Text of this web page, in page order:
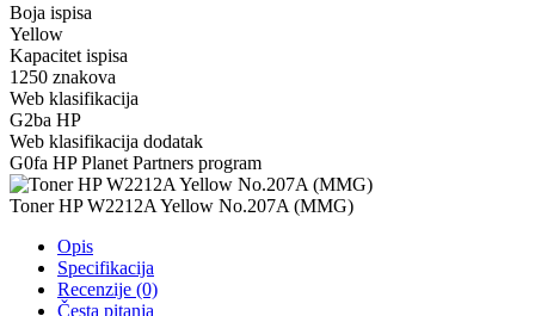
Boja ispisa
Yellow
Kapacitet ispisa
1250 znakova
Web klasifikacija
G2ba HP
Web klasifikacija dodatak
G0fa HP Planet Partners program
Toner HP W2212A Yellow No.207A (MMG)
Opis
Specifikacija
Recenzije (0)
Česta pitanja